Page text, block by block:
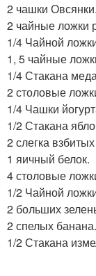
2 чашки Овсянки.
2 чайные ложки
1/4 Чайной
1, 5 чайные
1/4 Стакана
2 столовые
1/4 Чашки
1/2 Стакана
2 слегка
1 яичный белок.
4 столовые
1/2 Чайной
2 больших
2 спелых банана.
1/2 Стакана